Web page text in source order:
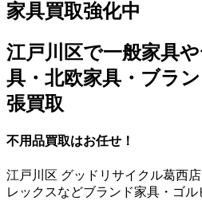
家具買取強化中
江戸川区で一般家具
具・北欧家具・ブラ
張買取
不用品買取はお任せ！
江戸川区 グッドリサイクル葛西
レックスなどブランド家具・ゴ